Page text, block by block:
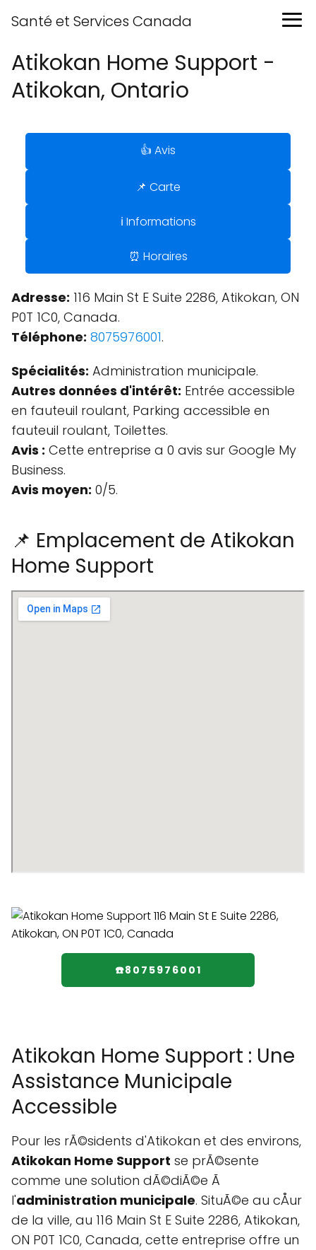
Santé et Services Canada
Atikokan Home Support -
Atikokan, Ontario
👍 Avis
📌 Carte
ℹ️ Informations
⏰ Horaires
Adresse: 116 Main St E Suite 2286, Atikokan, ON
P0T 1C0, Canada.
Téléphone: 8075976001.
Spécialités: Administration municipale.
Autres données d'intérêt: Entrée accessible
en fauteuil roulant, Parking accessible en
fauteuil roulant, Toilettes.
Avis : Cette entreprise a 0 avis sur Google My
Business.
Avis moyen: 0/5.
📌 Emplacement de Atikokan
Home Support
☎️8075976001
Atikokan Home Support : Une
Assistance Municipale
Accessible
Pour les rÃ©sidents d'Atikokan et des environs,
Atikokan Home Support se prÃ©sente
comme une solution dÃ©diÃ©e Ã
l'administration municipale. SituÃ©e au cÅur
de la ville, au 116 Main St E Suite 2286, Atikokan,
ON P0T 1C0, Canada, cette entreprise offre un